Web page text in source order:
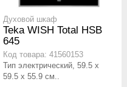
Духовой шкаф
Teka WISH Total HSB
645
Код товара: 41560153
Тип электрический, 59.5 х
59.5 x 55.9 см..